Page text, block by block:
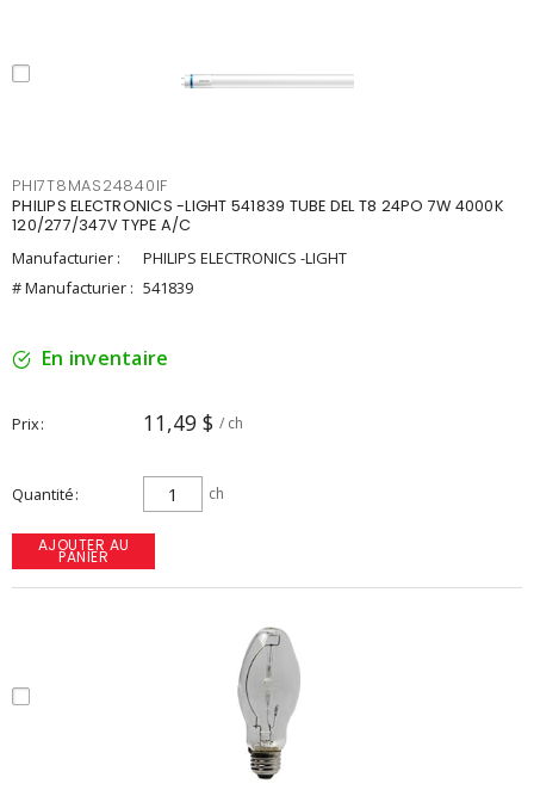
PHI7T8MAS24840IF
PHILIPS ELECTRONICS -LIGHT 541839 TUBE DEL T8 24PO 7W 4000K
120/277/347V TYPE A/C
Manufacturier :
PHILIPS ELECTRONICS -LIGHT
# Manufacturier : 541839
En inventaire
Prix 11,49 $ / ch
Quantité ch
AJOUTER AU
PANIER